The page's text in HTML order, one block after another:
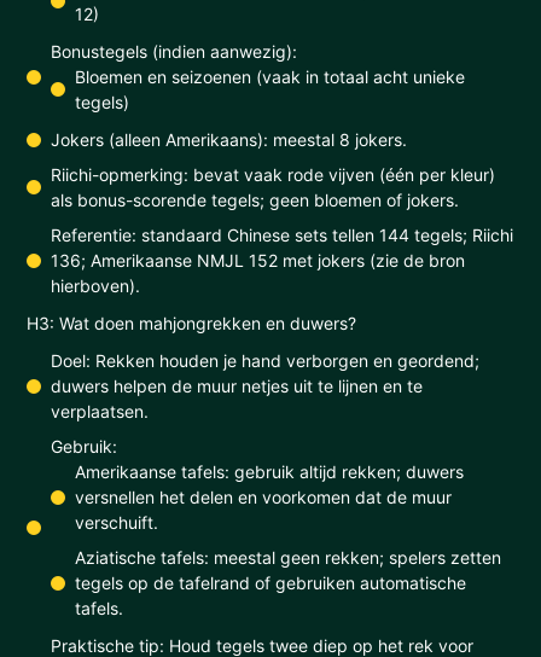
12)
Bonustegels (indien aanwezig):
Bloemen en seizoenen (vaak in totaal acht unieke
tegels)
Jokers (alleen Amerikaans): meestal 8 jokers.
Riichi-opmerking: bevat vaak rode vijven (één per kleur)
als bonus-scorende tegels; geen bloemen of jokers.
Referentie: standaard Chinese sets tellen 144 tegels; Riichi
136; Amerikaanse NMJL 152 met jokers (zie de bron
hierboven).
H3: Wat doen mahjongrekken en duwers?
Doel: Rekken houden je hand verborgen en geordend;
duwers helpen de muur netjes uit te lijnen en te
verplaatsen.
Gebruik:
Amerikaanse tafels: gebruik altijd rekken; duwers
versnellen het delen en voorkomen dat de muur
verschuift.
Aziatische tafels: meestal geen rekken; spelers zetten
tegels op de tafelrand of gebruiken automatische
tafels.
Praktische tip: Houd tegels twee diep op het rek voor